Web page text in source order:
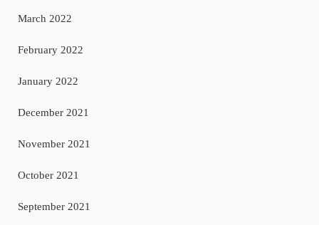
March 2022
February 2022
January 2022
December 2021
November 2021
October 2021
September 2021